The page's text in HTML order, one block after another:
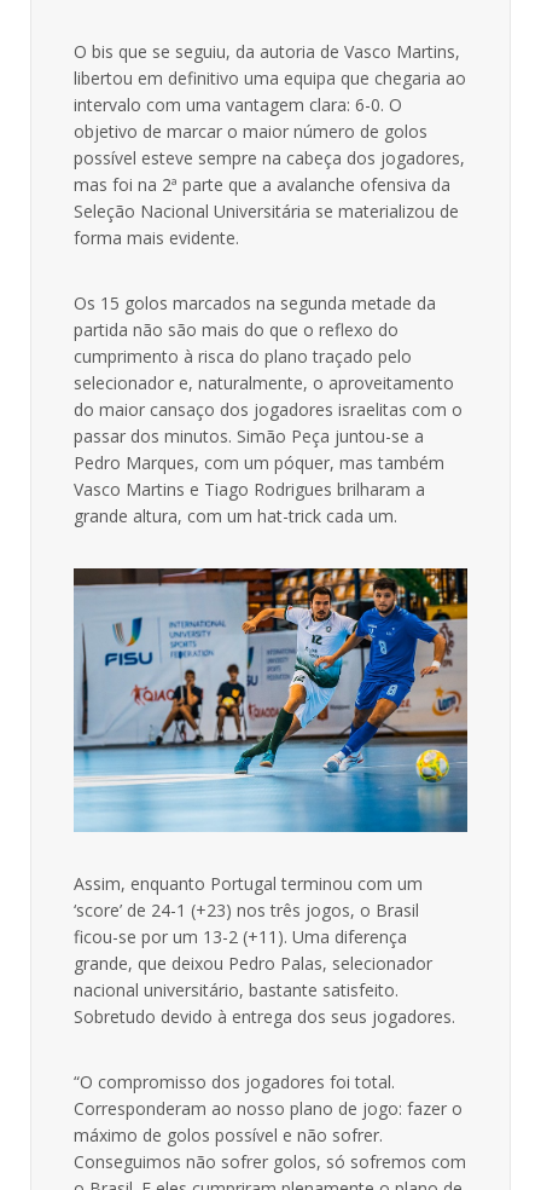
O bis que se seguiu, da autoria de Vasco Martins,
libertou em definitivo uma equipa que chegaria ao
intervalo com uma vantagem clara: 6-0. O
objetivo de marcar o maior número de golos
possível esteve sempre na cabeça dos jogadores,
mas foi na 2ª parte que a avalanche ofensiva da
Seleção Nacional Universitária se materializou de
forma mais evidente.
Os 15 golos marcados na segunda metade da
partida não são mais do que o reflexo do
cumprimento à risca do plano traçado pelo
selecionador e, naturalmente, o aproveitamento
do maior cansaço dos jogadores israelitas com o
passar dos minutos. Simão Peça juntou-se a
Pedro Marques, com um póquer, mas também
Vasco Martins e Tiago Rodrigues brilharam a
grande altura, com um hat-trick cada um.
Assim, enquanto Portugal terminou com um
‘score’ de 24-1 (+23) nos três jogos, o Brasil
ficou-se por um 13-2 (+11). Uma diferença
grande, que deixou Pedro Palas, selecionador
nacional universitário, bastante satisfeito.
Sobretudo devido à entrega dos seus jogadores.
“O compromisso dos jogadores foi total.
Corresponderam ao nosso plano de jogo: fazer o
máximo de golos possível e não sofrer.
Conseguimos não sofrer golos, só sofremos com